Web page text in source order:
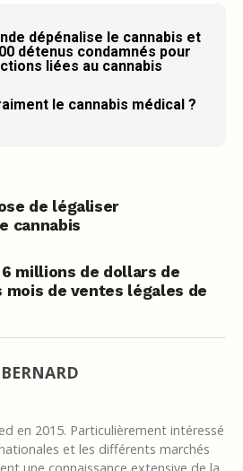
dépénalise le cannabis et
détenus condamnés pour
liées au cannabis
le cannabis médical ?
de légaliser
cannabis
millions de dollars de
de ventes légales de
en 2015. Particulièrement intéressé
et les différents marchés